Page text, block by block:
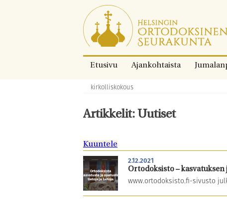
Siirry
suoraan
sisältöön.
Etusivu Ajankohtaista
Murupolku:
kirkolliskokous
Artikkelit: Uutiset
Kuuntele
2.12.2021
Ortodoksisto –
www.ortodoksisto.fi-sivusto